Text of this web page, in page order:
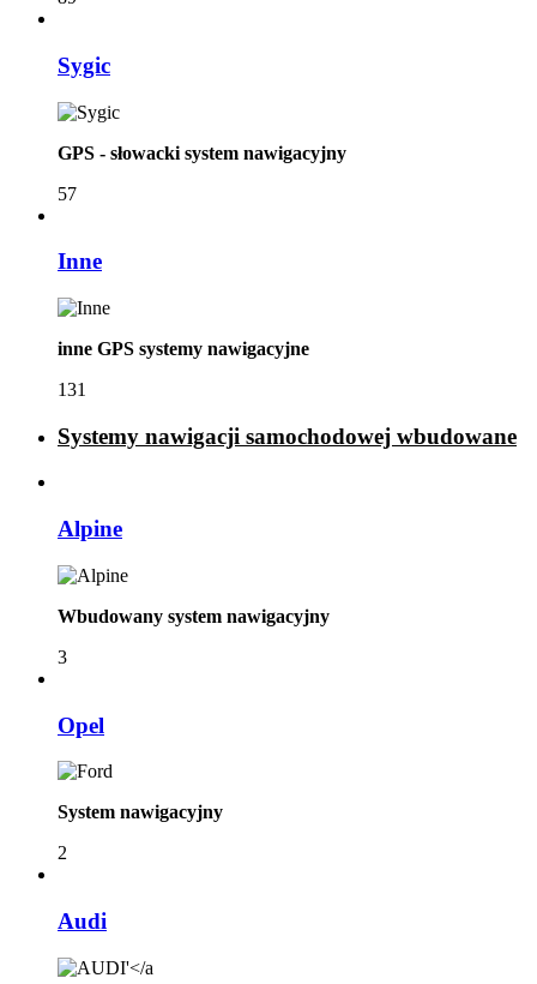
Sygic
GPS - słowacki system nawigacyjny
57
Inne
inne GPS systemy nawigacyjne
131
Systemy nawigacji samochodowej wbudowane
Alpine
Wbudowany system nawigacyjny
3
Opel
System nawigacyjny
2
Audi